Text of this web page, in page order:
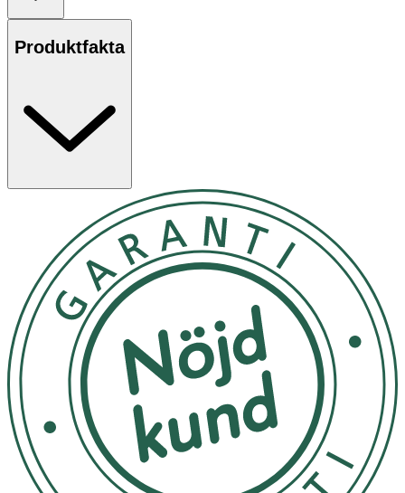
med patenterade LUMINOUS630 och Hyaluron hjälper till
att motverka tecken på hudåldrande genom att synligt
perfekt för män som vill ha ett ungdomligt och
självsäkert utseende. Den lätta och snabbabsorberande
formulan ger både näring och fukt till huden, för en
reducerar storleken och intensiteten av pigmentfläckar
och huden ser ungdomligare ut på bara 2 veckor! Passar
för daglig användning och för alla hudtyper.
Varningstext: Applicera produkter innehållande
LUMINOUS630 max 2 gånger per dag. Undvik direkt
kontakt med ögonen.
1. Applicera dagligen på rengjort ansikte. Smörj in hela
ansiktet
Kan förvaras i rumstemperatur.
OK för gravida och ammande:
Ja
Ingredienser:
Produktfakta